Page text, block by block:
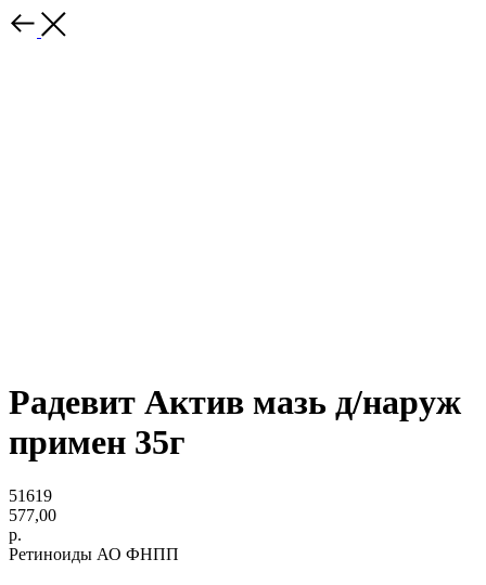
Радевит Актив мазь д/наруж
примен 35г
51619
577,00
р.
Ретиноиды АО ФНПП